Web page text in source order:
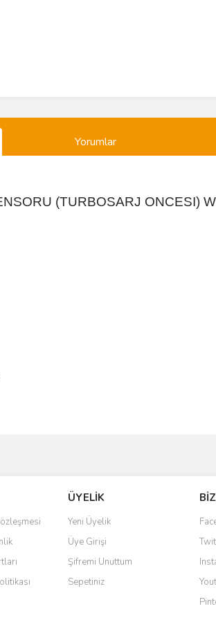
Yorumlar
(TURBOSARJ ONCESI)
ÜYELİK
Yeni Üyelik
Üye Girişi
Şifremi Unuttum
Sepetiniz